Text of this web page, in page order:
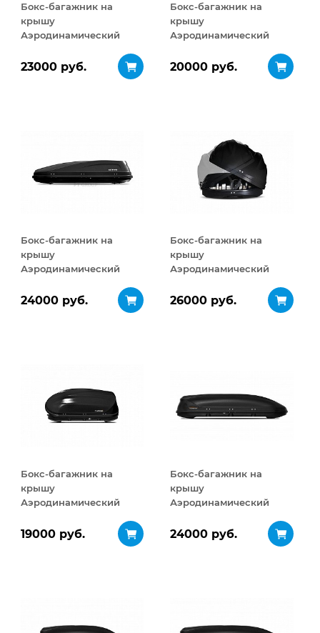
Бокс-багажник на
крышу
Аэродинамический
ДВУСТОРОННЕЕ
23000 руб.
Бокс-багажник на
крышу
Аэродинамический
ДВУСТОРОННЕЕ
20000 руб.
Бокс-багажник на
крышу
Аэродинамический
ДВУСТОРОННЕЕ
24000 руб.
Бокс-багажник на
крышу
Аэродинамический
ДВУСТОРОННЕЕ
26000 руб.
Бокс-багажник на
крышу
Аэродинамический
ДВУСТОРОННЕЕ
19000 руб.
Бокс-багажник на
крышу
Аэродинамический
24000 руб.